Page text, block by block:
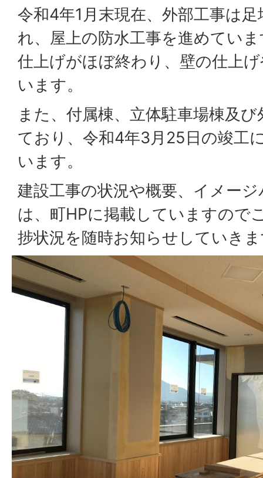
令和4年1月末現在、外部工事は
れ、屋上の防水工事を進めてい
仕上げがほぼ終わり、壁の仕上
います。
また、付属棟、立体駐車場棟及
ており、令和4年3月25日の竣工
います。
建設工事の状況や概要、イメー
は、町HPに掲載していますので
捗状況を随時お知らせしていき